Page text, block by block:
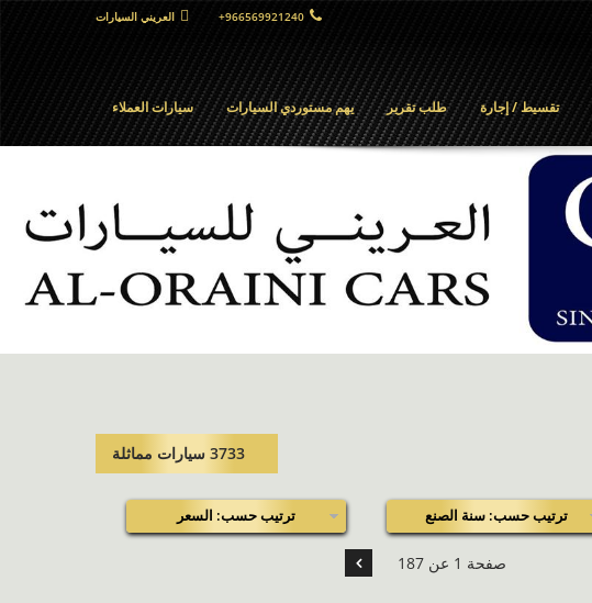
العريني السيارات +966569921240
سيارات العملاء يهم مستوردي السيارات طلب تقرير تقسيط / إجارة
3733 سيارات مماثلة​
ترتيب حسب: السعر ترتيب حسب: سنة الصنع
صفحة 1 عن 187